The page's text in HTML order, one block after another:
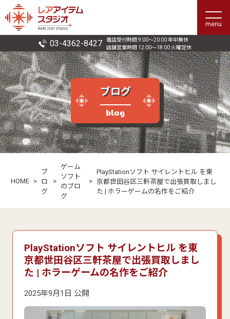
menu
03-4362-8427
電話受付時間 9:00〜20:00 年中無休
店舗営業時間 12:00〜18:00 火曜定休
ブログ
blog
HOME >
ブ
ロ
グ
>
ゲーム
ソフト
のブロ
グ
>
PlayStationソフト サイレントヒル を東
京都世田谷区三軒茶屋で出張買取しまし
た | ホラーゲームの名作をご紹介
PlayStationソフト サイレントヒル を東
京都世田谷区三軒茶屋で出張買取しまし
た | ホラーゲームの名作をご紹介
2025年9月1日 公開